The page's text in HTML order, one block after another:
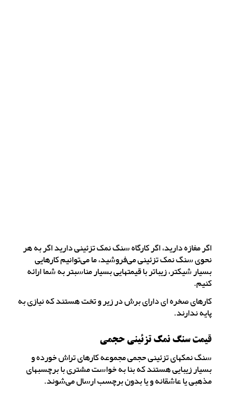
اگر مغازه دارید، اگر کارگاه سنگ نمک تزئینی دارید اگر به هر
نحوی سنگ نمک تزئینی می‌فروشید، ما می‌توانیم کارهایی
بسیار شیکتر، زیباتر با قیمتهایی بسیار مناسبتر به شما ارائه
کنیم.
کارهای صخره ای دارای برش در زیر و تخت هستند که نیازی به
پایه ندارند.
قیمت سنگ نمک تزئینی حجمی
سنگ نمکهای تزئینی حجمی مجموعه کارهای تراش خورده و
بسیار زیبایی هستند که بنا به خواست مشتری با برچسبهای
مذهبی یا عاشقانه و یا بدون برچسب ارسال می‌شوند.